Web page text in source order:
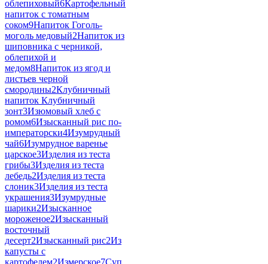
облепиховый6Картофельный
напиток с томатным
соком9Напиток Гоголь-
моголь медовый2Напиток из
шиповника с черникой,
облепихой и
медом8Напиток из ягод и
листьев черной
смородины2Клубничный
напиток Клубничный
зонт3Изюмовый хлеб с
ромом6Изысканный рис по-
императорски4Изумрудный
чай6Изумрудное варенье
царское3Изделия из теста
грибы3Изделия из теста
лебедь2Изделия из теста
слоник3Изделия из теста
украшения3Изумрудные
шарики2Изысканное
мороженое2Изысканный
восточный
десерт2Изысканный рис2Из
капусты с